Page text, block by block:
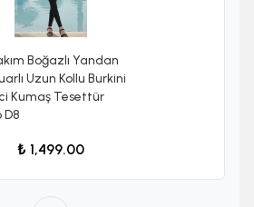
Boğazlı Yandan
Uzun Kollu Burkini
Kumaş Tesettür
D8
₺ 1,499.00